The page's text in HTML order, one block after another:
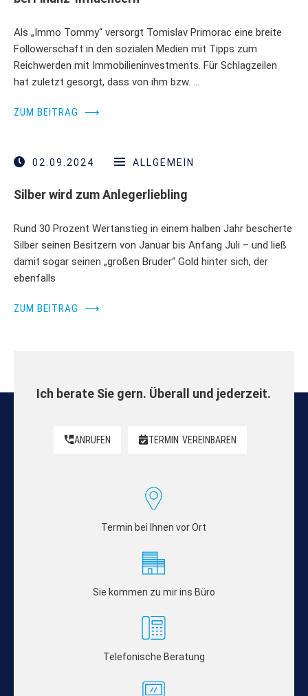
Als „Immo Tommy“ versorgt Tomislav Primorac eine breite
Followerschaft in den sozialen Medien mit Tipps zum
Reichwerden mit Immobilieninvestments. Für Schlagzeilen
hat zuletzt gesorgt, dass von ihm bzw. …
ZUM BEITRAG ⟶
02.09.2024 ALLGEMEIN
Silber wird zum Anlegerliebling
Rund 30 Prozent Wertanstieg in einem halben Jahr bescherte
Silber seinen Besitzern von Januar bis Anfang Juli – und ließ
damit sogar seinen „großen Bruder“ Gold hinter sich, der
ebenfalls
ZUM BEITRAG ⟶
Ich berate Sie gern. Überall und jederzeit.
ANRUFEN TERMIN VEREINBAREN
Termin bei Ihnen vor Ort
Sie kommen zu mir ins Büro
Telefonische Beratung